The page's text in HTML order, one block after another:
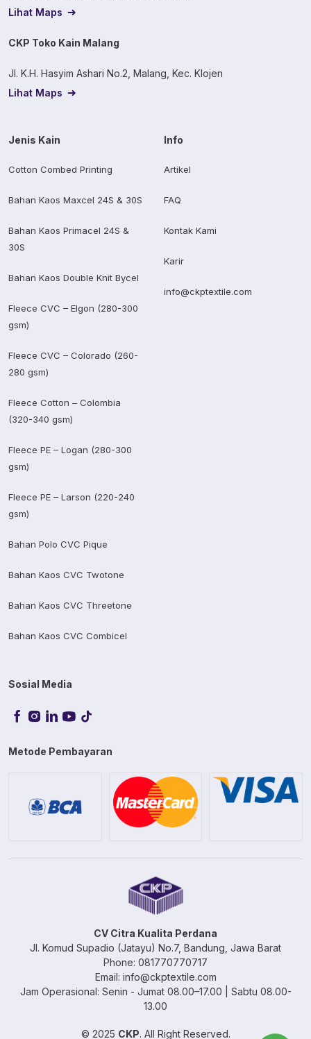
Lihat Maps
CKP Toko Kain Malang
Jl. K.H. Hasyim Ashari No.2, Malang, Kec. Klojen
Lihat Maps
Jenis Kain
Cotton Combed Printing
Bahan Kaos Maxcel 24S & 30S
Bahan Kaos Primacel 24S &
30S
Bahan Kaos Double Knit Bycel
Fleece CVC – Elgon (280-300
gsm)
Fleece CVC – Colorado (260-
280 gsm)
Fleece Cotton – Colombia
(320-340 gsm)
Fleece PE – Logan (280-300
gsm)
Fleece PE – Larson (220-240
gsm)
Bahan Polo CVC Pique
Bahan Kaos CVC Twotone
Bahan Kaos CVC Threetone
Bahan Kaos CVC Combicel
Info
Artikel
FAQ
Kontak Kami
Karir
info@ckptextile.com
Sosial Media
Metode Pembayaran
CV Citra Kualita Perdana
Jl. Komud Supadio (Jatayu) No.7, Bandung, Jawa Barat
Phone: 081770770717
Email: info@ckptextile.com
Jam Operasional: Senin - Jumat 08.00–17.00 | Sabtu 08.00-
13.00
© 2025 CKP. All Right Reserved.